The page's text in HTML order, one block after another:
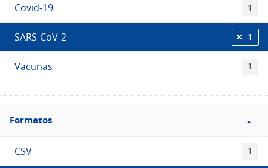
Covid-19 1
SARS-CoV-2 1
Vacunas 1
Filtro
Formatos
Formatos
CSV 1